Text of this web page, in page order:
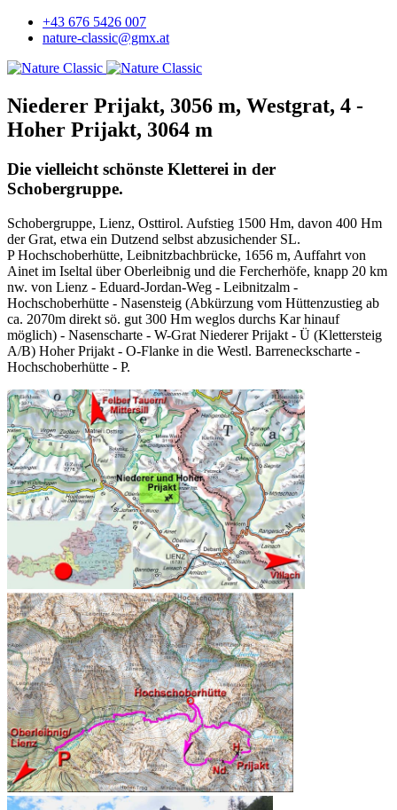
+43 676 5426 007
nature-classic@gmx.at
Niederer Prijakt, 3056 m, Westgrat, 4 -
Hoher Prijakt, 3064 m
Die vielleicht schönste Kletterei in der
Schobergruppe.
Schobergruppe, Lienz, Osttirol. Aufstieg 1500 Hm, davon 400 Hm
der Grat, etwa ein Dutzend selbst abzusichender SL.
P Hochschoberhütte, Leibnitzbachbrücke, 1656 m, Auffahrt von
Ainet im Iseltal über Oberleibnig und die Fercherhöfe, knapp 20 km
nw. von Lienz - Eduard-Jordan-Weg - Leibnitzalm -
Hochschoberhütte - Nasensteig (Abkürzung vom Hüttenzustieg ab
ca. 2070m direkt sö. gut 300 Hm weglos durchs Kar hinauf
möglich) - Nasenscharte - W-Grat Niederer Prijakt - Ü (Klettersteig
A/B) Hoher Prijakt - O-Flanke in die Westl. Barreneckscharte -
Hochschoberhütte - P.